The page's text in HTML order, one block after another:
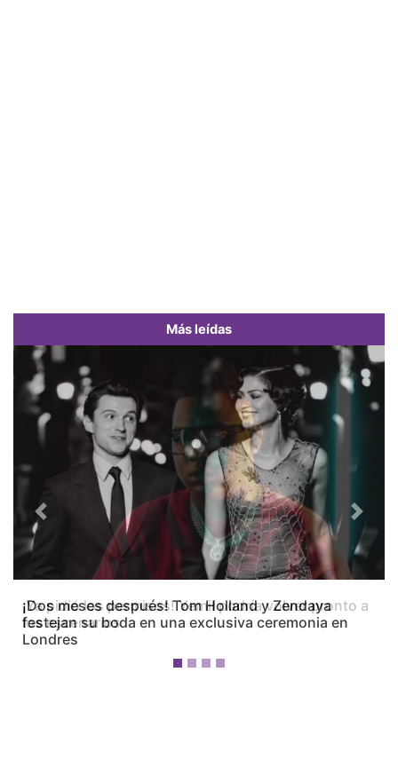
Más leídas
¡Dos meses después! Tom Holland y Zendaya
festejan su boda en una exclusiva ceremonia en
Londres
Previous Next